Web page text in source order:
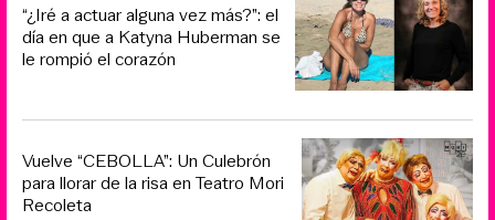
“¿Iré a actuar alguna vez más?”: el
día en que a Katyna Huberman se
le rompió el corazón
Vuelve “CEBOLLA”: Un Culebrón
para llorar de la risa en Teatro Mori
Recoleta